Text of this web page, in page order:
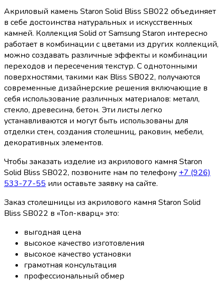
Акриловый камень Staron Solid Bliss SB022 объединяет
в себе достоинства натуральных и искусственных
камней. Коллекция Solid от Samsung Staron интересно
работает в комбинации с цветами из других коллекций,
можно создавать различные эффекты и комбинации
переходов и пересечения текстур. С однотонными
поверхностями, такими как Bliss SB022, получаются
современные дизайнерские решения включающие в
себя использование различных материалов: металл,
стекло, древесина, бетон. Эти листы легко
устанавливаются и могут быть использованы для
отделки стен, создания столешниц, раковин, мебели,
декоративных элементов.
Чтобы заказать изделие из акрилового камня Staron
Solid Bliss SB022, позвоните нам по телефону +7 (926)
533-77-55 или оставьте заявку на сайте.
Заказ столешницы из акрилового камня Staron Solid
Bliss SB022 в «Топ-кварц» это:
выгодная цена
высокое качество изготовления
высокое качество установки
грамотная консультация
профессиональный обмер